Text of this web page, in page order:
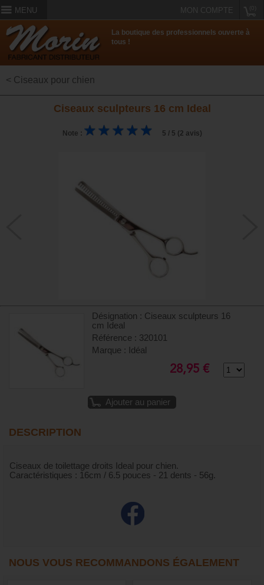
MENU MON COMPTE
La boutique des professionnels ouverte à
tous !
< Ciseaux pour chien
Ciseaux sculpteurs 16 cm Ideal
Note : 5 / 5 (2 avis)
Désignation : Ciseaux sculpteurs 16
cm Ideal
Référence : 320101
Marque : Idéal
28,95 €
Ajouter au panier
DESCRIPTION
Ciseaux de toilettage droits Ideal pour chien.
Caractéristiques : 16cm / 6.5 pouces - 21 dents - 56g.
NOUS VOUS RECOMMANDONS ÉGALEMENT